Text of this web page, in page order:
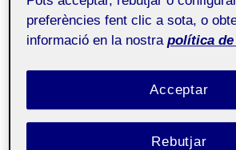
Consell de Redacció
Antoni Roig
Jordi Sánchez-Navarro
preferències fent clic a sota, o
informació en la nostra política
Rebutjar
Acceptar